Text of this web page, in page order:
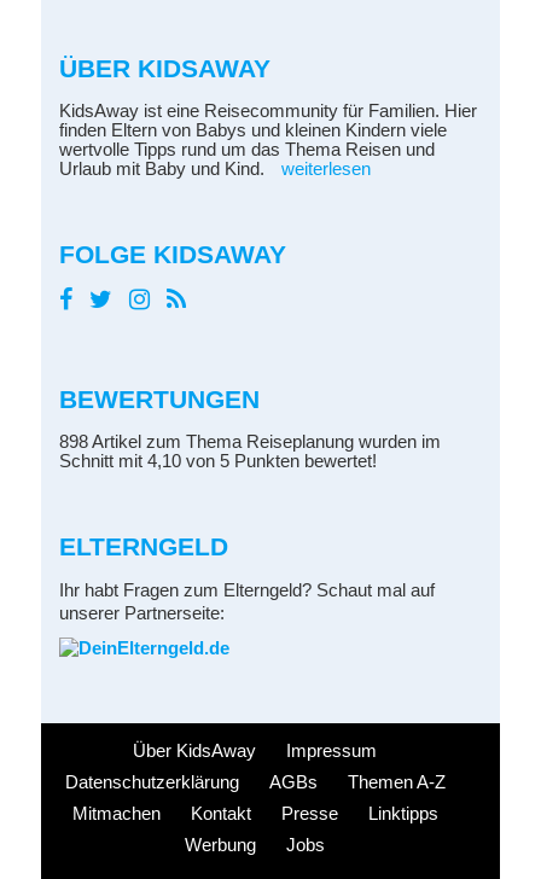
ÜBER KIDSAWAY
KidsAway ist eine Reisecommunity für Familien. Hier
finden Eltern von Babys und kleinen Kindern viele
wertvolle Tipps rund um das Thema Reisen und
Urlaub mit Baby und Kind.
weiterlesen
FOLGE KIDSAWAY
BEWERTUNGEN
898 Artikel zum Thema Reiseplanung wurden im
Schnitt mit 4,10 von 5 Punkten bewertet!
ELTERNGELD
Ihr habt Fragen zum Elterngeld? Schaut mal auf
unserer Partnerseite:
Über KidsAway
Impressum
Datenschutzerklärung
AGBs
Themen A-Z
Mitmachen
Kontakt Presse
Linktipps
Werbung
Jobs